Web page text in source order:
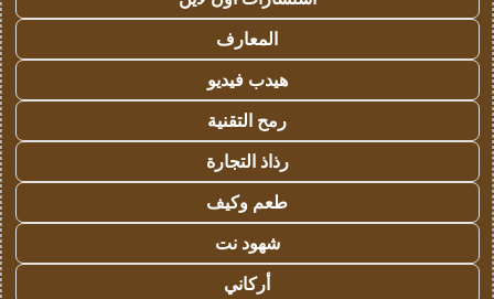
المعارف
هيدب فيديو
رمح التقنية
رذاذ التجارة
طعم وكيف
شهود نت
أركاني